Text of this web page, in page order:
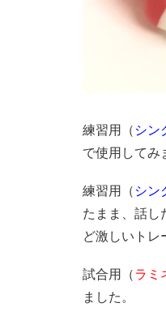
練習用（ シン
で使用してみ
練習用（ シン
たまま、話し
ど激しいトレ
試合用（ラミ
ました。